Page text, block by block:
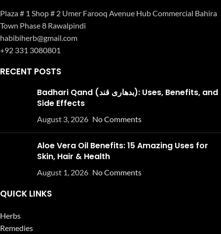
Plaza # 1 Shop # 2 Umer Farooq Avenue Hub Commercial Bahira
Town Phase 8 Rawalpindi
habibiherb@gmail.com
+92 331 3080801
RECENT POSTS
Badhari Qand (بدھاری قند): Uses, Benefits, and
Side Effects
August 3, 2026 No Comments
Aloe Vera Oil Benefits: 15 Amazing Uses for
Skin, Hair & Health
August 1, 2026 No Comments
QUICK LINKS
Herbs
Remedies